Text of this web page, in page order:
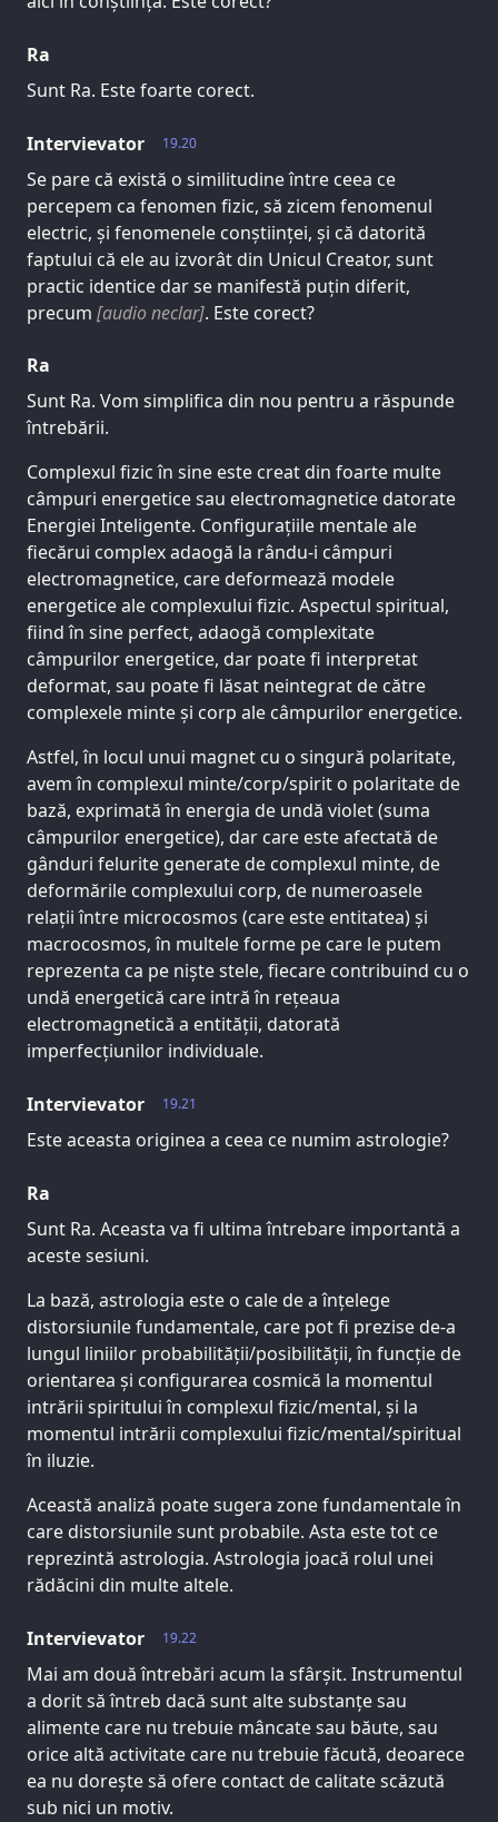
Ra
Sunt Ra. Este foarte corect.
19.20
Intervievator
Se pare că există o similitudine între ceea ce
percepem ca fenomen fizic, să zicem fenomenul
electric, și fenomenele conștiinței, și că datorită
faptului că ele au izvorât din Unicul Creator, sunt
practic identice dar se manifestă puțin diferit,
precum [audio neclar]. Este corect?
Ra
Sunt Ra. Vom simplifica din nou pentru a răspunde
întrebării.
Complexul fizic în sine este creat din foarte multe
câmpuri energetice sau electromagnetice datorate
Energiei Inteligente. Configurațiile mentale ale
fiecărui complex adaogă la rându-i câmpuri
electromagnetice, care deformează modele
energetice ale complexului fizic. Aspectul spiritual,
fiind în sine perfect, adaogă complexitate
câmpurilor energetice, dar poate fi interpretat
deformat, sau poate fi lăsat neintegrat de către
complexele minte și corp ale câmpurilor energetice.
Astfel, în locul unui magnet cu o singură polaritate,
avem în complexul minte/corp/spirit o polaritate de
bază, exprimată în energia de undă violet (suma
câmpurilor energetice), dar care este afectată de
gânduri felurite generate de complexul minte, de
deformările complexului corp, de numeroasele
relații între microcosmos (care este entitatea) și
macrocosmos, în multele forme pe care le putem
reprezenta ca pe niște stele, fiecare contribuind cu o
undă energetică care intră în rețeaua
electromagnetică a entității, datorată
imperfecțiunilor individuale.
19.21
Intervievator
Este aceasta originea a ceea ce numim astrologie?
Ra
Sunt Ra. Aceasta va fi ultima întrebare importantă a
aceste sesiuni.
La bază, astrologia este o cale de a înțelege
distorsiunile fundamentale, care pot fi prezise de-a
lungul liniilor probabilității/posibilității, în funcție de
orientarea și configurarea cosmică la momentul
intrării spiritului în complexul fizic/mental, și la
momentul intrării complexului fizic/mental/spiritual
în iluzie.
Această analiză poate sugera zone fundamentale în
care distorsiunile sunt probabile. Asta este tot ce
reprezintă astrologia. Astrologia joacă rolul unei
rădăcini din multe altele.
19.22
Intervievator
Mai am două întrebări acum la sfârșit. Instrumentul
a dorit să întreb dacă sunt alte substanțe sau
alimente care nu trebuie mâncate sau băute, sau
orice altă activitate care nu trebuie făcută, deoarece
ea nu dorește să ofere contact de calitate scăzută
sub nici un motiv.